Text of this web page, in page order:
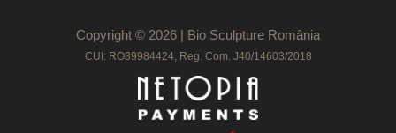
Copyright © 2026 | Bio Sculpture România
CUI: RO39984424, Reg. Com. J40/14603/2018